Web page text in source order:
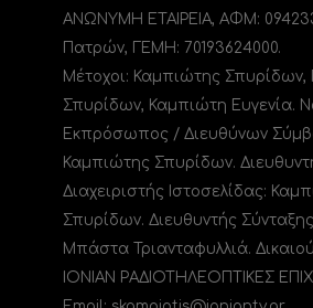
ΑΝΩΝΥΜΗ ΕΤΑΙΡΕΙΑ, ΑΦΜ:
Πατρών, ΓΕΜΗ: 70193624000.
Μέτοχοι: Καμπιώτης Σπυρίδων,
Σπυρίδων, Καμπιώτη Ευγενία.
Εκπρόσωπος / Διευθύνων
Καμπιώτης Σπυρίδων.
Διαχειριστής Ιστοσελίδας:
Σπυρίδων. Διευθυντής
Μπάστα Τριανταφυλλιά.
ΙΟΝΙΑΝ ΡΑΔΙΟΤΗΛΕΟΠΤΙΚΕΣ